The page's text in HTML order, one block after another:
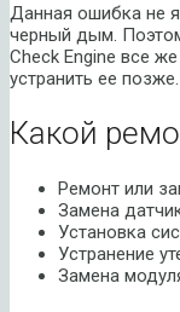
Данная ошибка не
черный дым.
Check Engine все
устранить ее позже.
Какой
Ремонт или
Замена
Установка
Устранение
Замена